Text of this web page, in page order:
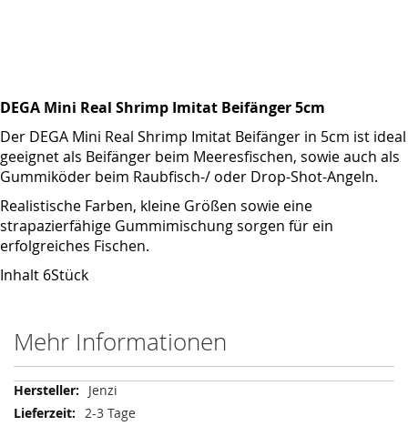
DEGA Mini Real Shrimp Imitat Beifänger 5cm
Der DEGA Mini Real Shrimp Imitat Beifänger in 5cm ist ideal
geeignet als Beifänger beim Meeresfischen, sowie auch als
Gummiköder beim Raubfisch-/ oder Drop-Shot-Angeln.
Realistische Farben, kleine Größen sowie eine
strapazierfähige Gummimischung sorgen für ein
erfolgreiches Fischen.
Inhalt 6Stück
Mehr Informationen
Mehr
Informationen
Jenzi
2-3 Tage